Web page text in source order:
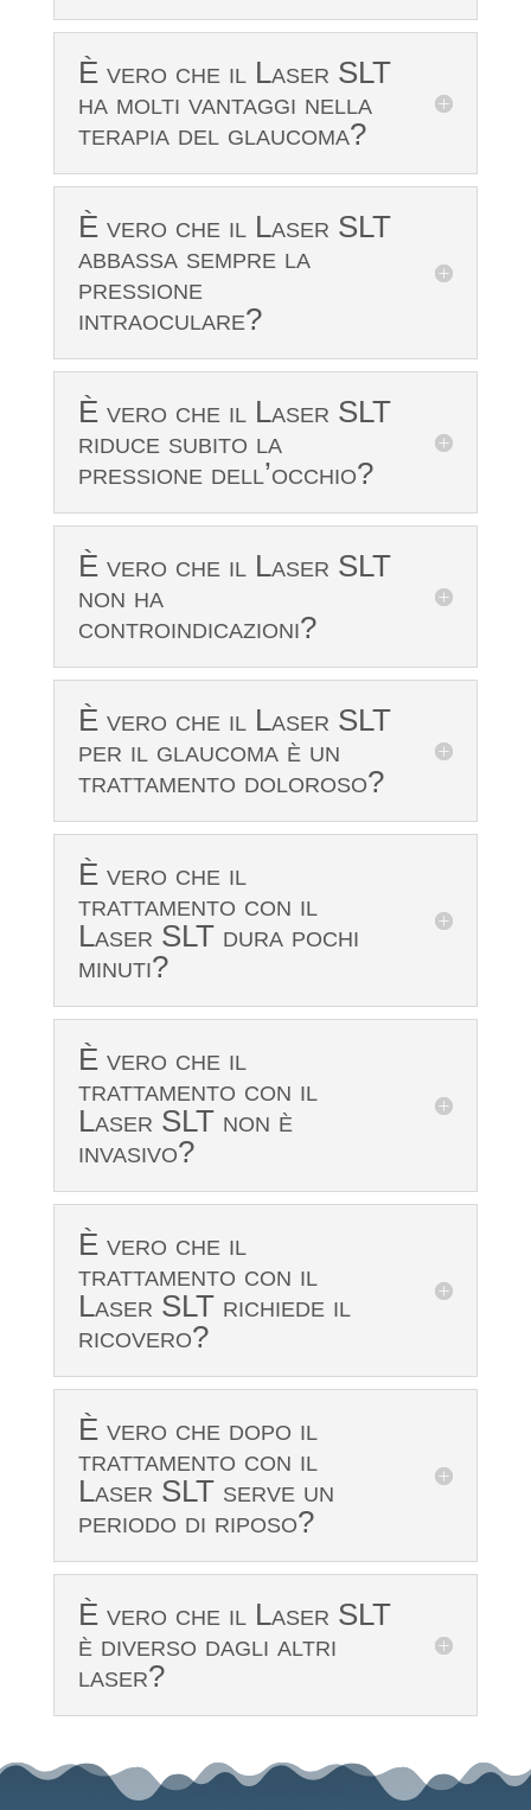
È vero che il Laser SLT
ha molti vantaggi nella
terapia del glaucoma?
È vero che il Laser SLT
abbassa sempre la
pressione
intraoculare?
È vero che il Laser SLT
riduce subito la
pressione dell’occhio?
È vero che il Laser SLT
non ha
controindicazioni?
È vero che il Laser SLT
per il glaucoma è un
trattamento doloroso?
È vero che il
trattamento con il
Laser SLT dura pochi
minuti?
È vero che il
trattamento con il
Laser SLT non è
invasivo?
È vero che il
trattamento con il
Laser SLT richiede il
ricovero?
È vero che dopo il
trattamento con il
Laser SLT serve un
periodo di riposo?
È vero che il Laser SLT
è diverso dagli altri
laser?